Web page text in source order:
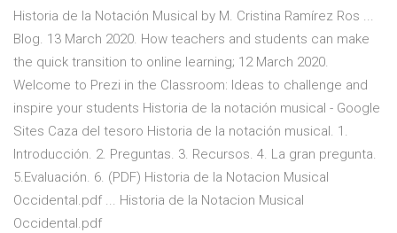
Historia de la Notación Musical by M. Cristina Ramírez Ros ...
Blog. 13 March 2020. How teachers and students can make
the quick transition to online learning; 12 March 2020.
Welcome to Prezi in the Classroom: Ideas to challenge and
inspire your students Historia de la notación musical - Google
Sites Caza del tesoro Historia de la notación musical. 1.
Introducción. 2. Preguntas. 3. Recursos. 4. La gran pregunta.
5.Evaluación. 6. (PDF) Historia de la Notacion Musical
Occidental.pdf ... Historia de la Notacion Musical
Occidental.pdf